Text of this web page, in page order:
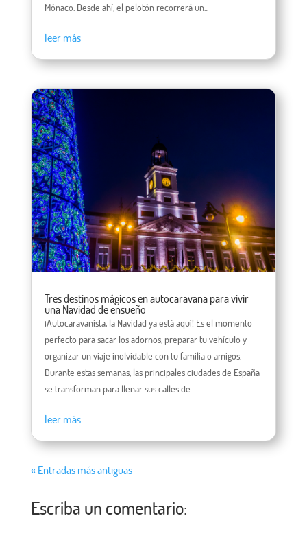
Mónaco. Desde ahí, el pelotón recorrerá un...
leer más
Tres destinos mágicos en autocaravana para vivir
una Navidad de ensueño
¡Autocaravanista, la Navidad ya está aquí! Es el momento
perfecto para sacar los adornos, preparar tu vehículo y
organizar un viaje inolvidable con tu familia o amigos.
Durante estas semanas, las principales ciudades de España
se transforman para llenar sus calles de...
leer más
« Entradas más antiguas
Escriba un comentario: